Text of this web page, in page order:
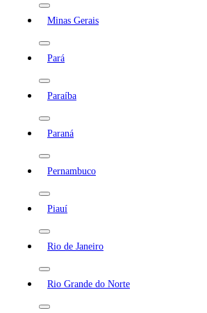
Minas Gerais
Pará
Paraíba
Paraná
Pernambuco
Piauí
Rio de Janeiro
Rio Grande do Norte